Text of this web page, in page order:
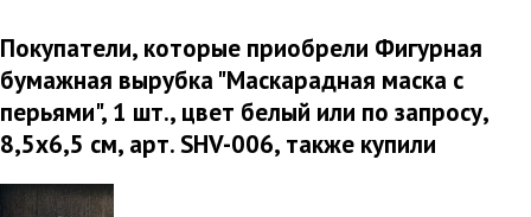
Покупатели, которые приобрели Фигурная
бумажная вырубка "Маскарадная маска с
перьями", 1 шт., цвет белый или по запросу,
8,5х6,5 см, арт. SHV-006, также купили